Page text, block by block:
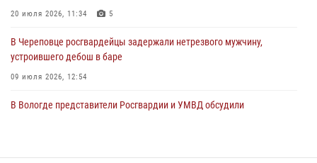
20 июля 2026, 11:34 5
В Череповце росгвардейцы задержали нетрезвого мужчину,
устроившего дебош в баре
09 июля 2026, 12:54
В Вологде представители Росгвардии и УМВД обсудили